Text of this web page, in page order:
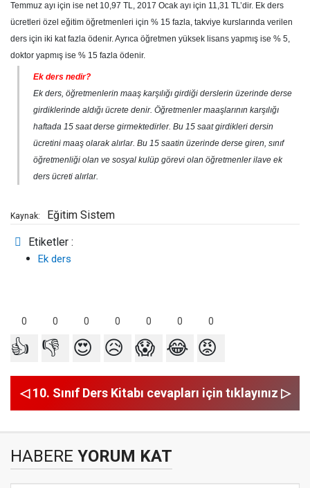
Temmuz ayı için ise net 10,97 TL, 2017 Ocak ayı için 11,31 TL’dir. Ek ders
ücretleri özel eğitim öğretmenleri için % 15 fazla, takviye kurslarında verilen
ders için iki kat fazla ödenir. Ayrıca öğretmen yüksek lisans yapmış ise % 5,
doktor yapmış ise % 15 fazla ödenir.
Ek ders nedir?
Ek ders, öğretmenlerin maaş karşılığı girdiği derslerin üzerinde derse
girdiklerinde aldığı ücrete denir. Öğretmenler maaşlarının karşılığı
haftada 15 saat derse girmektedirler. Bu 15 saat girdikleri dersin
ücretini maaş olarak alırlar. Bu 15 saatin üzerinde derse giren, sınıf
öğretmenliği olan ve sosyal kulüp görevi olan öğretmenler ilave ek
ders ücreti alırlar.
Kaynak: Eğitim Sistem
Etiketler :
Ek ders
0 0 0 0 0 0 0
👍 👎 😍 😥 😱 😂 😡
◁ 10. Sınıf Ders Kitabı cevapları için tıklayınız ▷
HABERE YORUM KAT